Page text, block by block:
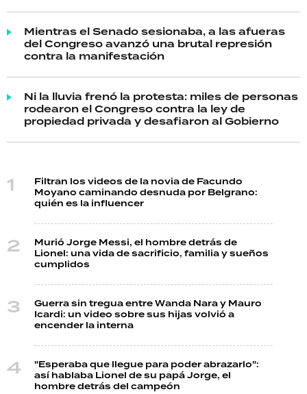
Mientras el Senado sesionaba, a las afueras
del Congreso avanzó una brutal represión
contra la manifestación
Ni la lluvia frenó la protesta: miles de personas
rodearon el Congreso contra la ley de
propiedad privada y desafiaron al Gobierno
Filtran los videos de la novia de Facundo
Moyano caminando desnuda por Belgrano:
quién es la influencer
Murió Jorge Messi, el hombre detrás de
Lionel: una vida de sacrificio, familia y sueños
cumplidos
Guerra sin tregua entre Wanda Nara y Mauro
Icardi: un video sobre sus hijas volvió a
encender la interna
"Esperaba que llegue para poder abrazarlo":
así hablaba Lionel de su papá Jorge, el
hombre detrás del campeón